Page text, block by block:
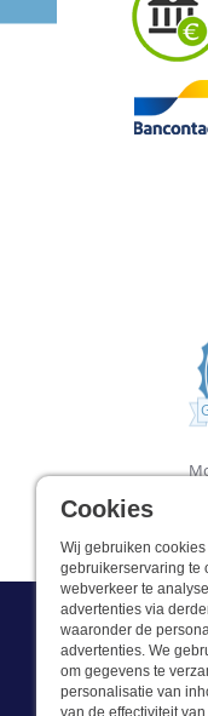
Wat we
Deze
Cookies
Wij gebruiken
gebruikerservaring te
webverkeer te
advertenties via
waaronder de
advertenties. We
om gegevens te
personalisatie van
van de effectiviteit